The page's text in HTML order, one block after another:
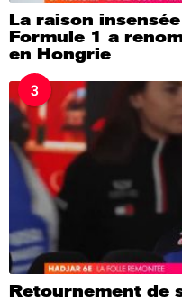
La raison
Formule 1 a
en Hongrie
3
Retournement de